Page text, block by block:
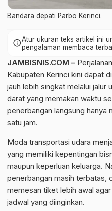
Bandara depati Parbo Kerinci.
infoAtur ukuran teks artikel ini
pengalaman membaca
JAMBISNIS.COM –
Kabupaten Kerinci kini dapat
jauh lebih singkat melalui jalur
darat yang memakan waktu
penerbangan langsung hanya
satu jam.
Moda transportasi udara
yang memiliki kepentingan
maupun keperluan keluarga.
penerbangan masih terbatas,
memesan tiket lebih awal
jadwal yang diinginkan.